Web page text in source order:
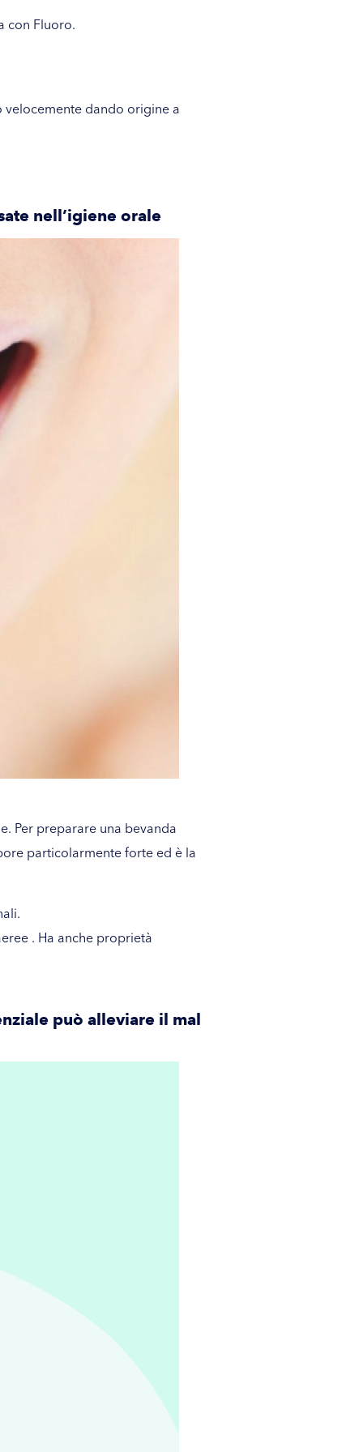
con Fluoro.
dando origine a
nell’igiene orale
Per preparare una bevanda
particolarmente forte ed è la
. Ha anche proprietà
può alleviare il mal